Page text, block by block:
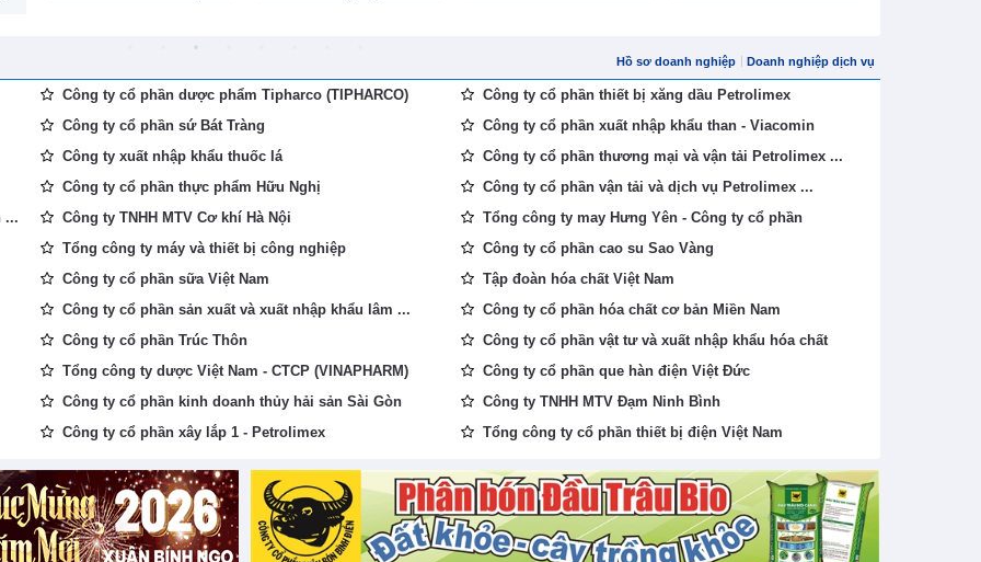
Hồ sơ doanh nghiệp Doanh nghiệp dịch vụ
...
Công ty cổ phần dược phẩm Tipharco (TIPHARCO)
Công ty cổ phần sứ Bát Tràng
Công ty xuất nhập khẩu thuốc lá
Công ty cổ phần thực phẩm Hữu Nghị
Công ty TNHH MTV Cơ khí Hà Nội
Tổng công ty máy và thiết bị công nghiệp
Công ty cổ phần sữa Việt Nam
Công ty cổ phần sản xuất và xuất nhập khẩu lâm ...
Công ty cổ phần Trúc Thôn
Tổng công ty dược Việt Nam - CTCP (VINAPHARM)
Công ty cổ phần kinh doanh thủy hải sản Sài Gòn
Công ty cổ phần xây lắp 1 - Petrolimex
Công ty cổ phần thiết bị xăng dầu Petrolimex
Công ty cổ phần xuất nhập khẩu than - Viacomin
Công ty cổ phần thương mại và vận tải Petrolimex ...
Công ty cổ phần vận tải và dịch vụ Petrolimex ...
Tổng công ty may Hưng Yên - Công ty cổ phần
Công ty cổ phần cao su Sao Vàng
Tập đoàn hóa chất Việt Nam
Công ty cổ phần hóa chất cơ bản Miền Nam
Công ty cổ phần vật tư và xuất nhập khẩu hóa chất
Công ty cổ phần que hàn điện Việt Đức
Công ty TNHH MTV Đạm Ninh Bình
Tổng công ty cổ phần thiết bị điện Việt Nam